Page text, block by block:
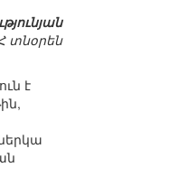
տնօրեն
է